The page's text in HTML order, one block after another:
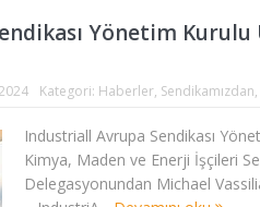
Yönetim Kurulu
Kategori: Haberler, Sendikamızdan,
Industriall Avrupa Sendikası
Kimya, Maden ve Enerji İşçileri
Delegasyonundan Michael